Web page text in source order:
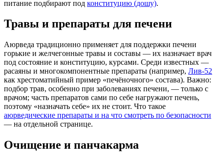
питание подбирают под конституцию (дошу).
Травы и препараты для печени
Аюрведа традиционно применяет для поддержки печени
горькие и желчегонные травы и составы — их назначает врач
под состояние и конституцию, курсами. Среди известных —
расаяны и многокомпонентные препараты (например, Лив-52
как хрестоматийный пример «печёночного» состава). Важно:
подбор трав, особенно при заболеваниях печени, — только с
врачом; часть препаратов сами по себе нагружают печень,
поэтому «назначать себе» их не стоит. Что такое
аюрведические препараты и на что смотреть по безопасности
— на отдельной странице.
Очищение и панчакарма